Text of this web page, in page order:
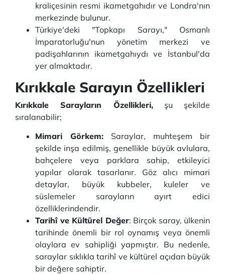
kraliçesinin resmi ikametgahıdır ve Londra'nın
merkezinde bulunur.
Türkiye'deki "Topkapı Sarayı," Osmanlı
İmparatorluğu'nun yönetim merkezi ve
padişahlarının ikametgahıydı ve İstanbul'da
yer almaktadır.
Kırıkkale Sarayın Özellikleri
Kırıkkale Sarayların Özellikleri,şu şekilde
sıralanabilir;
Mimari Görkem: Saraylar, muhteşem bir
şekilde inşa edilmiş, genellikle büyük avlulara,
bahçelere veya parklara sahip, etkileyici
yapılar olarak tasarlanır. Göz alıcı mimari
detaylar, büyük kubbeler, kuleler ve
süslemeler sarayların ayırt edici
özelliklerindendir.
Tarihî ve Kültürel Değer: Birçok saray, ülkenin
tarihinde önemli bir rol oynamış veya önemli
olaylara ev sahipliği yapmıştır. Bu nedenle,
saraylar sıklıkla tarihî ve kültürel açıdan büyük
bir değere sahiptir.